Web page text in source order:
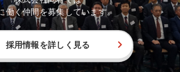
働く仲間を募集しています。
採用情報を詳しく見る